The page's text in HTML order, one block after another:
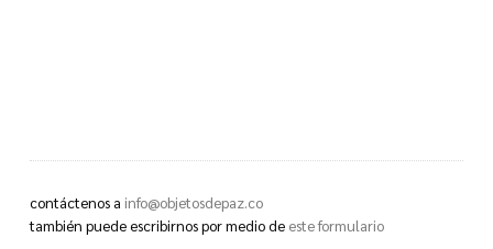
contáctenos a info@objetosdepaz.co
también puede escribirnos por medio de este formulario